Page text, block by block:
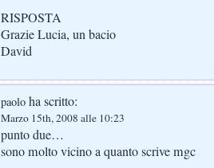
RISPOSTA
Grazie Lucia, un bacio
David
paolo ha scritto:
Marzo 15th, 2008 alle 10:23
punto due…
sono molto vicino a quanto scrive mgc